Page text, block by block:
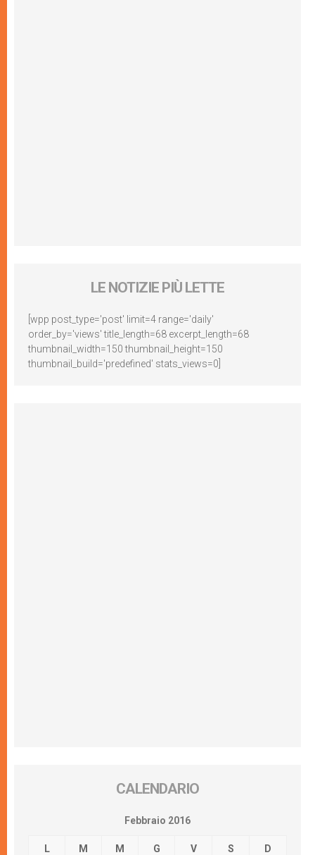
LE NOTIZIE PIÙ LETTE
[wpp post_type='post' limit=4 range='daily'
order_by='views' title_length=68 excerpt_length=68
thumbnail_width=150 thumbnail_height=150
thumbnail_build='predefined' stats_views=0]
CALENDARIO
Febbraio 2016
L M M G V S D